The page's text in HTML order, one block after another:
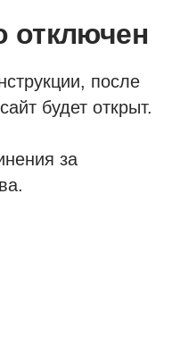
отключен
после
будет открыт.
за